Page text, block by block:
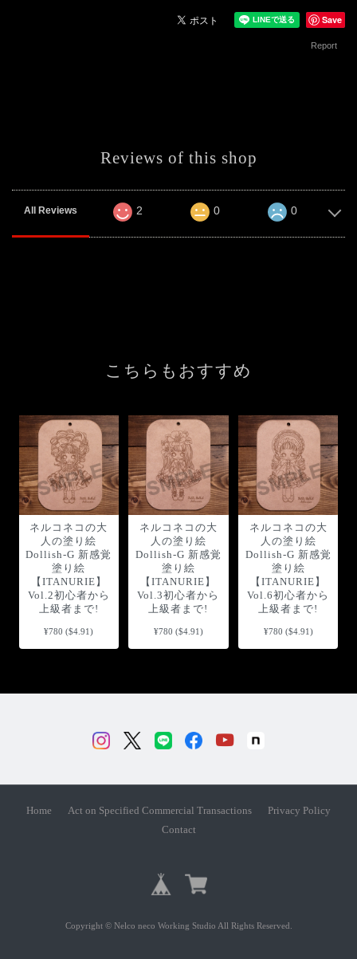
Save
Report
Reviews of this shop
All Reviews 2 0 0
こちらもおすすめ
ネルコネコの大
人の塗り絵
Dollish-G 新感覚
塗り絵
【ITANURIE】
Vol.2初心者から
上級者まで!
¥780 ($4.91)
ネルコネコの大
人の塗り絵
Dollish-G 新感覚
塗り絵
【ITANURIE】
Vol.3初心者から
上級者まで!
¥780 ($4.91)
ネルコネコの大
人の塗り絵
Dollish-G 新感覚
塗り絵
【ITANURIE】
Vol.6初心者から
上級者まで!
¥780 ($4.91)
Home Act on Specified Commercial Transactions
Privacy Policy
Contact
Copyright © Nelco neco Working Studio All Rights Reserved.